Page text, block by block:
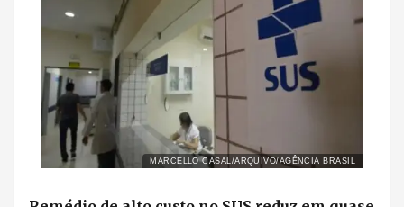
MARCELLO CASAL/ARQUIVO/AGÊNCIA BRASIL